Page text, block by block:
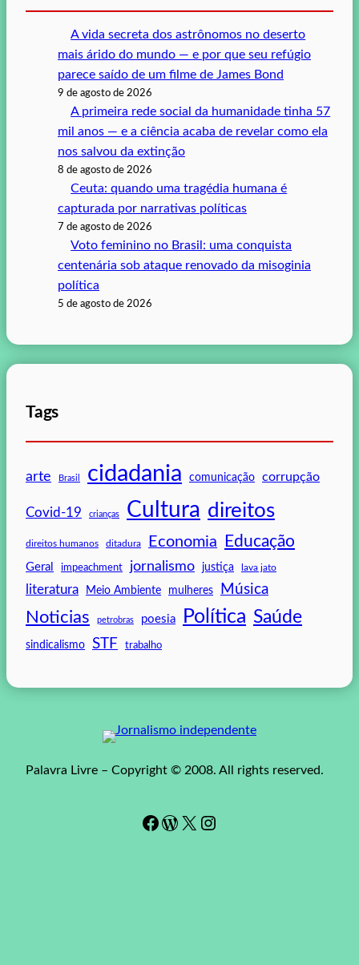
A vida secreta dos astrônomos no deserto
mais árido do mundo — e por que seu refúgio
parece saído de um filme de James Bond
9 de agosto de 2026
A primeira rede social da humanidade tinha 57
mil anos — e a ciência acaba de revelar como ela
nos salvou da extinção
8 de agosto de 2026
Ceuta: quando uma tragédia humana é
capturada por narrativas políticas
7 de agosto de 2026
Voto feminino no Brasil: uma conquista
centenária sob ataque renovado da misoginia
política
5 de agosto de 2026
Tags
arte Brasil cidadania comunicação corrupção
Covid-19 crianças Cultura direitos
direitos humanos ditadura Economia Educação
Geral impeachment jornalismo justiça lava jato
literatura Meio Ambiente mulheres Música
Noticias petrobras poesia Política Saúde
sindicalismo STF trabalho
Palavra Livre – Copyright © 2008. All rights reserved.
Facebook WordPress # Instagram